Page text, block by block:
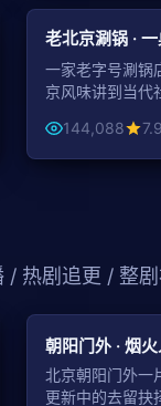
都市
老北京涮锅 ·
一家老字号涮锅
京风味讲到当代
144,088
7.9
/ 热剧追更 / 整
朝阳门外 · 烟
北京朝阳门外一
更新中的去留抉